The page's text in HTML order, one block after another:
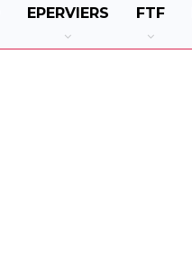
EPERVIERS FTF